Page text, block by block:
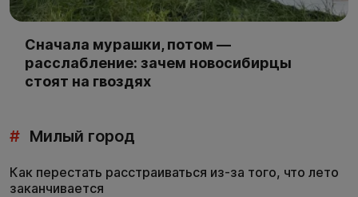
Сначала мурашки, потом —
расслабление: зачем новосибирцы
стоят на гвоздях
# Милый город
Как перестать расстраиваться из-за того, что лето
заканчивается